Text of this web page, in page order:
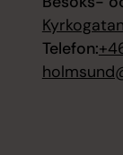
Telefon: